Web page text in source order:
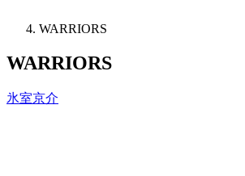
WARRIORS
WARRIORS
氷室京介